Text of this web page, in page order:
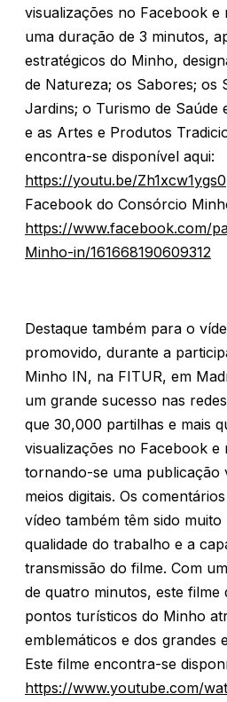
visualizações no Facebook e
uma duração de 3 minutos,
estratégicos do Minho,
de Natureza; os Sabores; os
Jardins; o Turismo de Saúde
e as Artes e Produtos
encontra-se disponível aqui:
https://youtu.be/Zh1xcw1ygs0
Facebook do Consórcio
https://www.facebook.com/
Minho-in/161668190609312
Destaque também para o
promovido, durante a
Minho IN, na FITUR, em
um grande sucesso nas
que 30,000 partilhas e mais
visualizações no Facebook e
tornando-se uma publicação
meios digitais. Os
vídeo também têm sido
qualidade do trabalho e a
transmissão do filme. Com
de quatro minutos, este filme
pontos turísticos do Minho
emblemáticos e dos grandes
Este filme encontra-se
https://www.youtube.com/